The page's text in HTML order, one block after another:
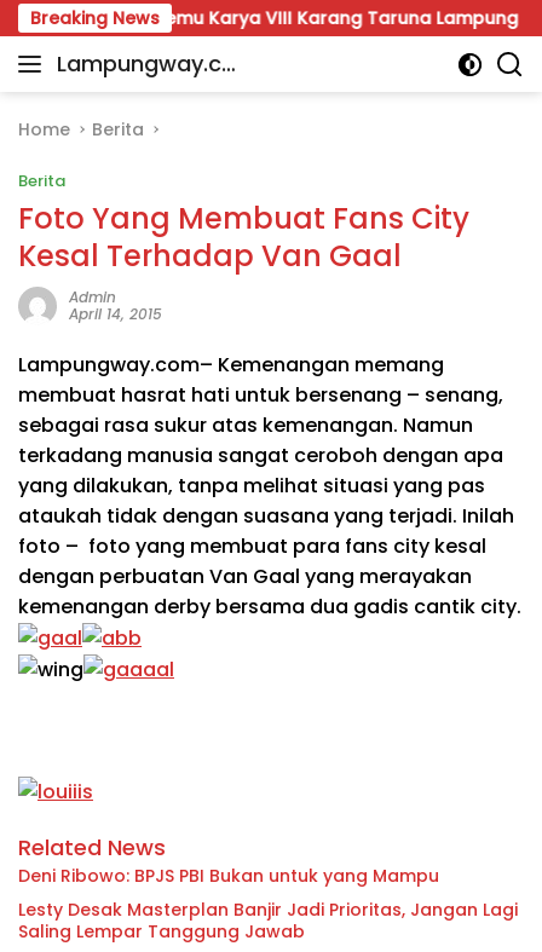
Skip
to
content
Breaking News
Temu Karya VIII Karang Taruna Lampung Siap
Lampungway.co
Portal
Daerah
Terpercaya
dan
Terupdate
Home Berita
Berita
Foto Yang Membuat Fans City
Kesal Terhadap Van Gaal
Admin
April 14, 2015
Lampungway.com– Kemenangan memang
membuat hasrat hati untuk bersenang – senang,
sebagai rasa sukur atas kemenangan. Namun
terkadang manusia sangat ceroboh dengan apa
yang dilakukan, tanpa melihat situasi yang pas
ataukah tidak dengan suasana yang terjadi. Inilah
foto – foto yang membuat para fans city kesal
dengan perbuatan Van Gaal yang merayakan
kemenangan derby bersama dua gadis cantik city.
Related News
Deni Ribowo: BPJS PBI Bukan untuk yang Mampu
Lesty Desak Masterplan Banjir Jadi Prioritas, Jangan Lagi
Saling Lempar Tanggung Jawab